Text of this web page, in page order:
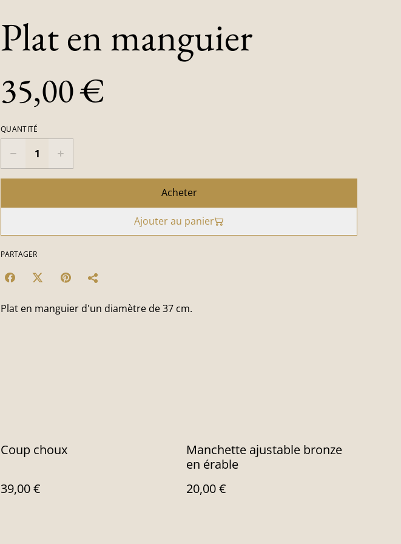
Plat en manguier
35,00 €
QUANTITÉ
Acheter
Ajouter au panier
PARTAGER
Plat en manguier d'un diamètre de 37 cm.
Coup choux
39,00 €
Manchette ajustable bronze
en érable
20,00 €